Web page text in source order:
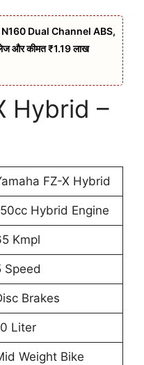
Dual Channel ABS,
और कीमत ₹1.19 लाख
Hybrid –
FZ-X Hybrid
Hybrid Engine
Kmpl
Speed
Brakes
Liter
Weight Bike